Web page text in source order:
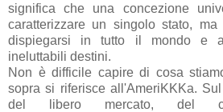
significa che una concezione
caratterizzare un singolo stato,
dispiegarsi in tutto il mondo e
ineluttabili destini.
Non è difficile capire di cosa
sopra si riferisce all'AmeriKKKa.
del libero mercato, del